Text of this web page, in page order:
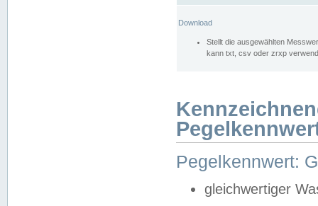
Download
Stellt die ausgewählten
kann txt, csv oder zrxp
Pegelkennwert:
gleichwertiger